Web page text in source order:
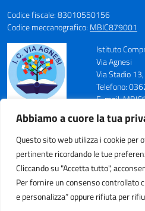
Abbiamo a cuore la tua
Questo sito web utilizza i cookie per
pertinente ricordando le tue
Cliccando su "Accetta tutto",
Per fornire un consenso controllato
e personalizza” oppure rifiuta per
Codice fiscale: 83010550156
Codice meccanografico: MBIC879001
Istituto
Via Agnesi
Via Stadio
Telefono:
E-mail:
PEC:
Codice Meccanografico:
Codice Fiscale: 83010550156